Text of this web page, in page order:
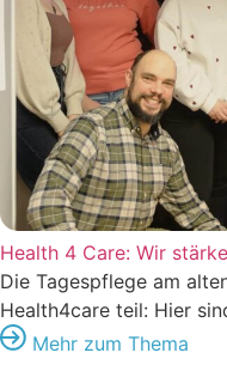
Health 4 Care: Wir
Die Tagespflege am
Health4care teil: Hier
Mehr zum Thema